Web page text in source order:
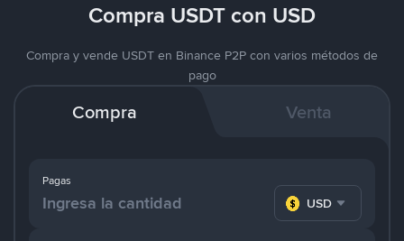
Compra USDT con USD
Compra y vende USDT en Binance P2P con varios métodos de
pago
Compra Venta
Pagas
USD